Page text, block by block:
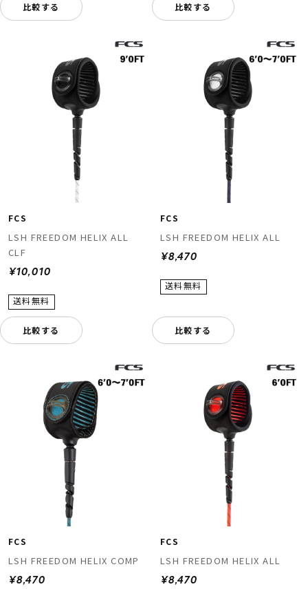
比較する 比較する
FCS
LSH FREEDOM HELIX ALL
CLF
¥10,010
比較する
FCS
LSH FREEDOM HELIX ALL
¥8,470
比較する
FCS
LSH FREEDOM HELIX COMP
¥8,470
FCS
LSH FREEDOM HELIX ALL
¥8,470